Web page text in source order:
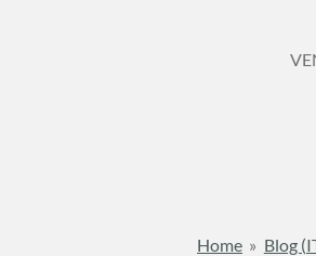
Home » Blog